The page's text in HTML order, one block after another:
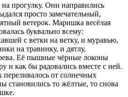
прогулку. Они направились
просто замечательный,
ветерок. Маришка весёлая
буквально всему:
с ветки на ветку, и муравью,
на травинку, и дятлу,
Её пышные чёрные локоны
и как бы радовались вместе с ней.
переливалось от солнечных
становились то жёлтые, то снова